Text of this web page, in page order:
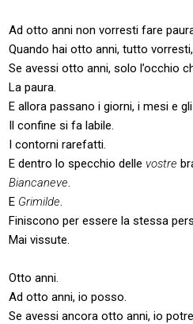
Ad otto anni non vorresti fare
Quando hai otto anni, tutto
Se avessi otto anni, solo l’occhio
La paura.
E allora passano i giorni, i mesi e
Il confine si fa labile.
I contorni rarefatti.
E dentro lo specchio delle vostre
Biancaneve.
E Grimilde.
Finiscono per essere la stessa
Mai vissute.
Otto anni.
Ad otto anni, io posso.
Se avessi ancora otto anni, io